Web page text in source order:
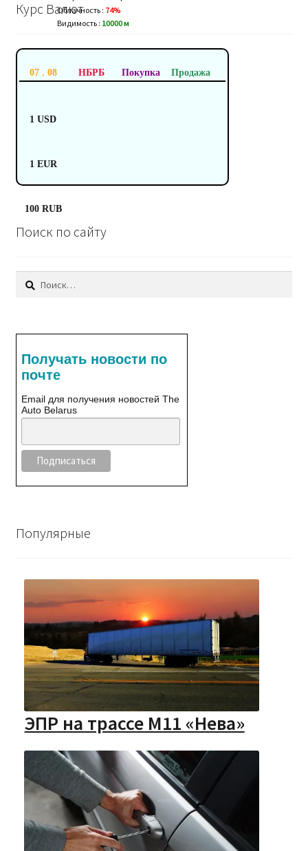
Облачность : 74%
Видимость : 10000 м
Курс Валют
07 . 08 НБРБ Покупка Продажа
1 USD
1 EUR
100 RUB
Поиск по сайту
Найти:
Получать новости по
почте
Email для получения новостей The
Auto Belarus
Популярные
ЭПР на трассе М11 «Нева»